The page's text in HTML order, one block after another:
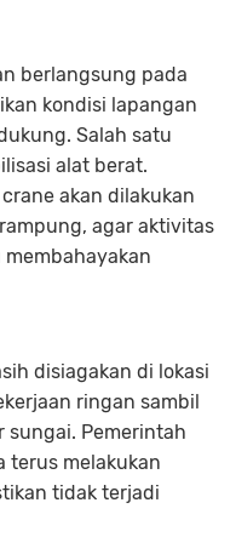
berlangsung pada
kondisi lapangan
Salah satu
alat berat.
akan dilakukan
agar aktivitas
disiagakan di lokasi
ringan sambil
sungai. Pemerintah
terus melakukan
tidak terjadi